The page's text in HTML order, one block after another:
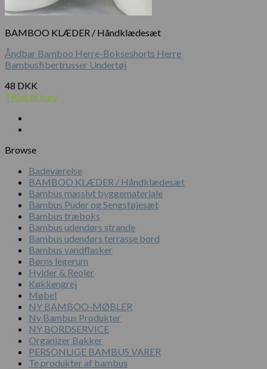
BAMBOO KLÆDER / Håndklædesæt
Åndbar Bamboo Herre-Bokseshorts Herre
Bambusfibertrusser Undertøj
48 DKK
Tilføj til kurv
Browse
Badeværelse
BAMBOO KLÆDER / Håndklædesæt
Bambus massivt byggemateriale
Bambus Puder og Sengstøjesæt
Bambus træboks
Bambus udendørs strande
Bambus udendørs terrasse bord
Bambus vandflasker
Børns legerum
Hylder & Reoler
Køkkengrej
Møbel
NY BAMBOO-MØBLER
Ny Bambus Produkter
NY BORDSERVICE
Organizer Bakker
PERSONLIGE BAMBUS VARER
Te produkter af bambus